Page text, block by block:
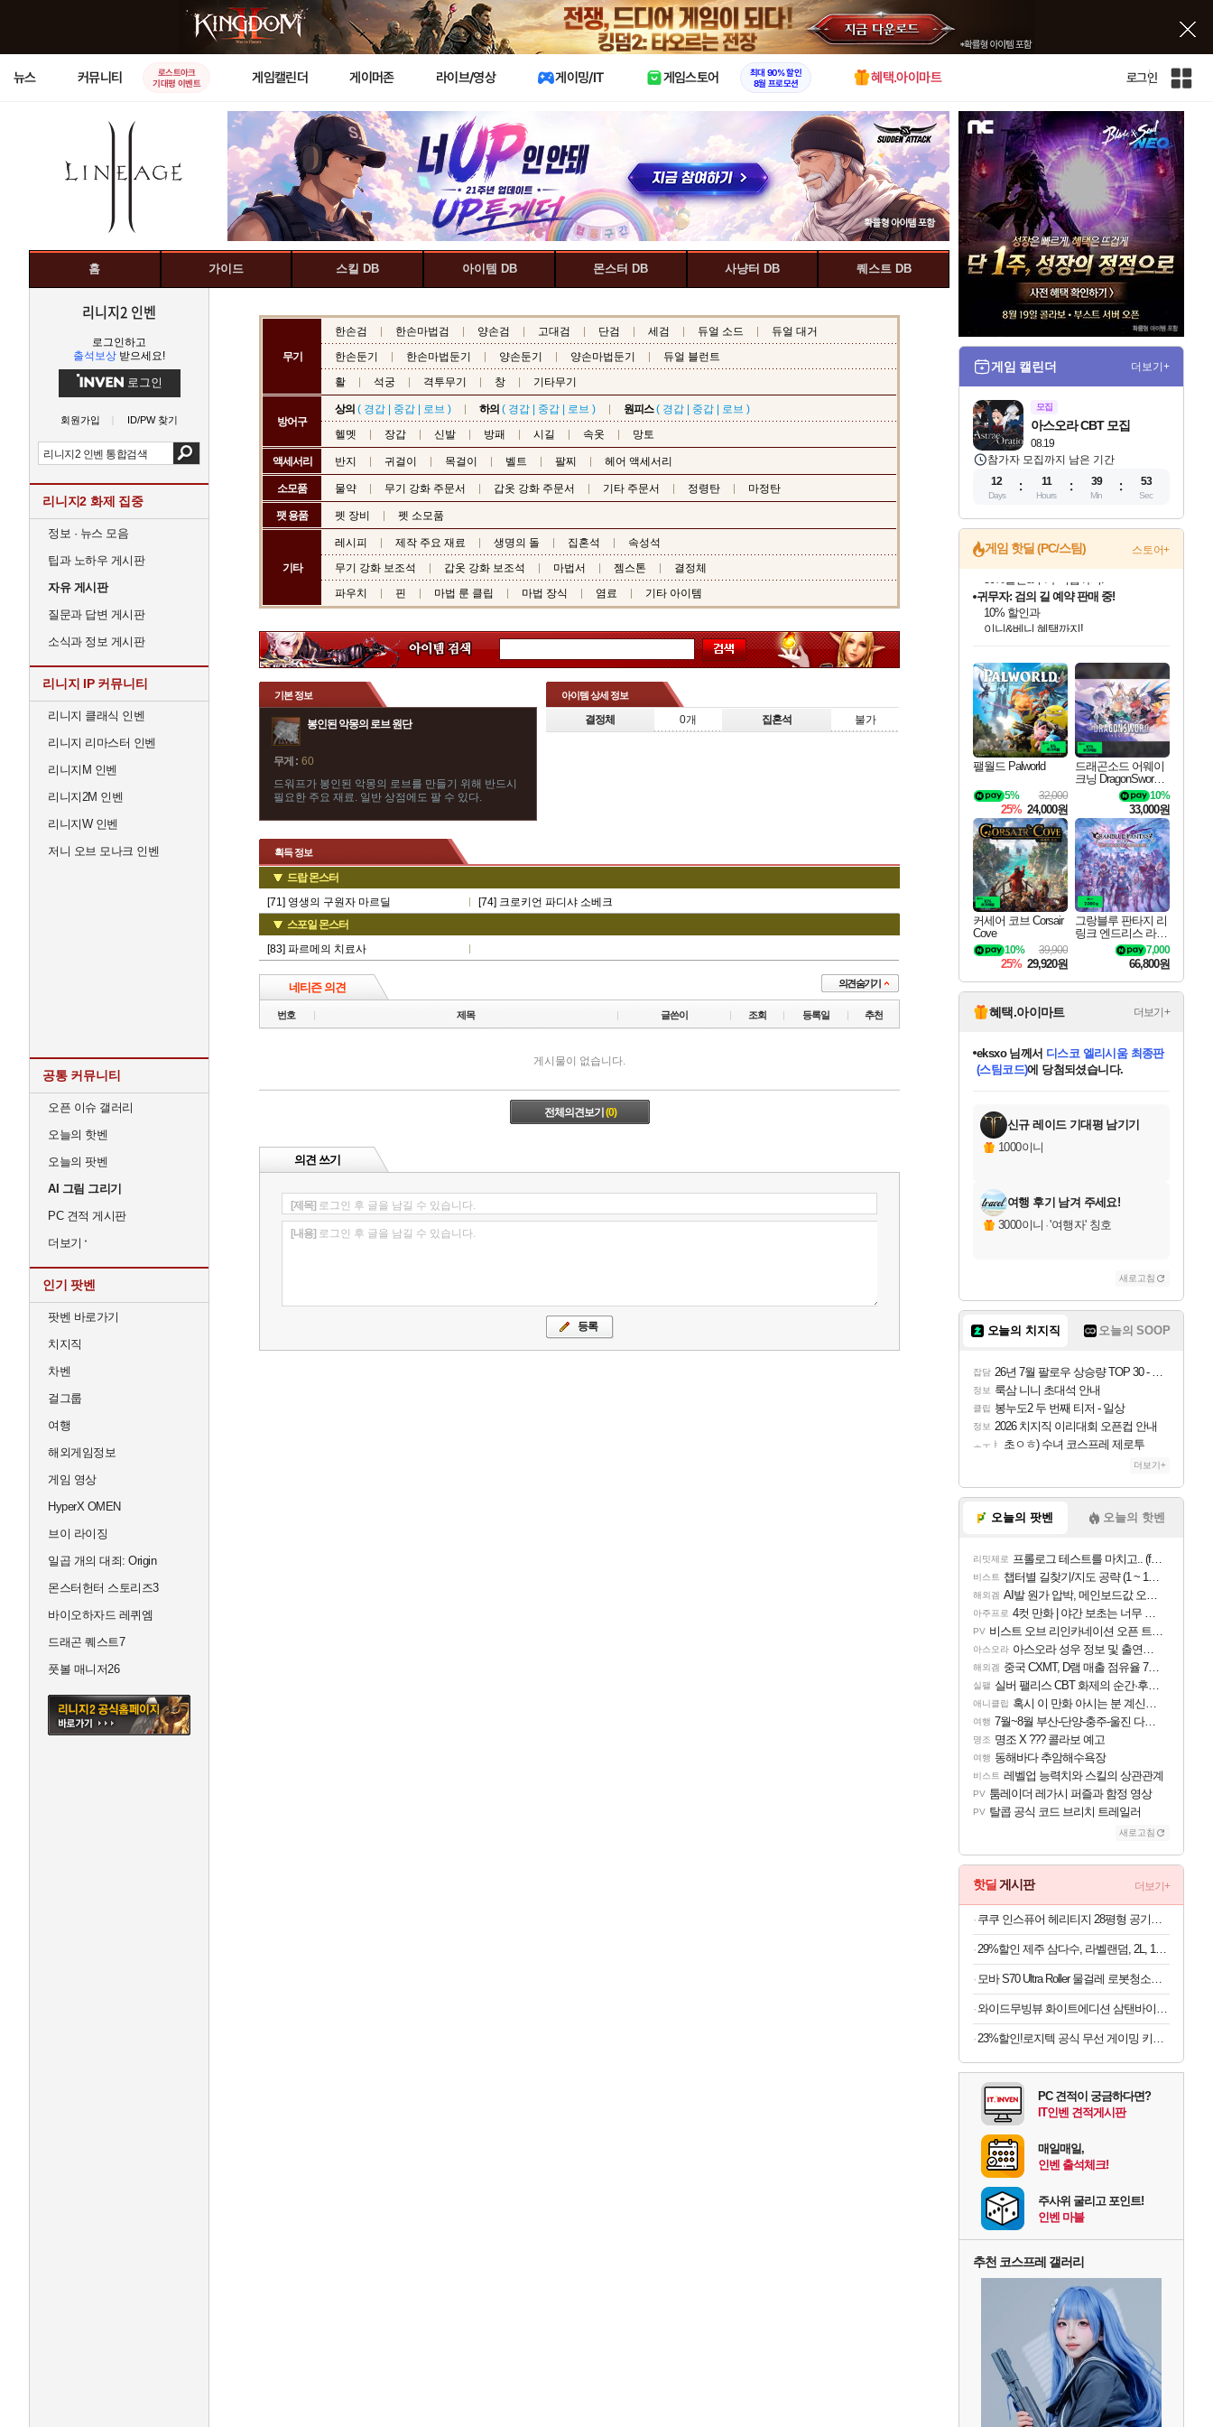
X
뉴스 커뮤니티
로스트아크
기대평 이벤트
게임캘린더 게이머존 라이브/영상 게이밍/IT 게임스토어
최대 90% 할인
8월 프로모션
혜택.아이마트 로그인
인
전
체
사
홈 가이드 스킬 DB 아이템 DB 몬스터 DB 사냥터 DB 퀘스트 DB
리니지2 인벤
로그인하고
출석보상 받으세요!
로그인
회원가입 ID/PW 찾기
리니지2 화제 집중
정보 · 뉴스 모음
팁과 노하우 게시판
자유 게시판
질문과 답변 게시판
소식과 정보 게시판
리니지 IP 커뮤니티
리니지 클래식 인벤
리니지 리마스터 인벤
리니지M 인벤
리니지2M 인벤
리니지W 인벤
저니 오브 모나크 인벤
공통 커뮤니티
오픈 이슈 갤러리
오늘의 핫벤
오늘의 팟벤
AI 그림 그리기
PC 견적 게시판
더보기
인기 팟벤
팟벤 바로가기
치지직
차벤
걸그룹
여행
해외게임정보
게임 영상
HyperX OMEN
브이 라이징
일곱 개의 대죄: Origin
몬스터헌터 스토리즈3
바이오하자드 레퀴엠
드래곤 퀘스트7
풋볼 매니저26
무기
한손검 한손마법검 양손검 고대검 단검 세검 듀얼 소드
듀얼 대거
한손둔기
한손마법둔기 양손둔기 양손마법둔기
듀얼 블런트
활
석궁 격투무기 창 기타무기
방어구
상의 ( 경갑 중갑 로브 ) 하의 ( 경갑 중갑 로브 ) 원피스( 경갑 중갑 로브 )
헬멧
장갑 신발 방패 시길 속옷 망토
액세서리 반지 귀걸이 목걸이 벨트 팔찌 헤어 액세서리
소모품 물약 무기 강화 주문서 갑옷 강화 주문서 기타 주문서 정령탄 마정탄
팻 용품 펫 장비 펫 소모품
기타
레시피 제작 주요 재료 생명의 돌 집혼석
속성석
무기 강화 보조석
갑옷 강화 보조석 마법서 젬스톤
결정체
파우치
핀 마법 룬 클립 마법 장식 염료 기타 아이템
기본 정보
봉인된 악몽의 로브 원단
무게 : 60
드워프가 봉인된 악몽의 로브를 만들기 위해 반드시
필요한 주요 재료. 일반 상점에도 팔 수 있다.
아이템 상세 정보
결정체 0개 집혼석 불가
획득 정보
드랍 몬스터
[71] 영생의 구원자 마르딜
[74] 크로키언 파디샤 소베크
스포일 몬스터
[83] 파르메의 치료사
네티즌 의견
번호 제목 글쓴이 조회 등록일 추천
게시물이 없습니다.
전체의견보기 (0)
의견 쓰기
[제목] 로그인 후 글을 남길 수 있습니다.
[내용] 로그인 후 글을 남길 수 있습니다.
게임 캘린더 더보기+
모집
08.19
아스오라 CBT 모집
참가자 모집까지 남은 기간
12
Days
11
Hours
39
Min
52
Sec
게임 핫딜 (PC/스팀) 스토어+
최대 90% 할인가를 만나보세요!
네이버혜택과 함께 만나보세요!
50%할인&추가 적립까지!
귀무자: 검의 길 예약 판매 중!
10% 할인과
이니&베니 혜택까지!
네이버 혜택가와 함께 예약하세요!
할인&네이버혜택으로 만나보세요!
네이버페이 혜택과 만나보세요!
40주년 프로모션으로 만나보세요!
네이버 포인트 혜택까지!
할인가에 만나보세요!
일부 에디션 상시 할인!
혜택으로 예약 판매 중
편안하게 충전하세요
팰월드 Palworld
32,000
5%
25% 24,000원
드래곤소드 어웨이
크닝 DragonSword A
10%
33,000원
커세어 코브 Corsair
Cove
39,900
10%
25% 29,920원
그랑블루 판타지 리
링크 엔드리스 라그
나로크 Granblue Fa
ntasy Relink Endless
7,000
66,800원
혜택.아이마트 더보기+
당첨되셨습니다.
당첨되셨습니다.
eksxo님께서 디스코 엘리시움 최종판
(스팀코드)에 당첨되셨습니다.
당첨되셨습니다.
당첨되셨습니다.
에디션 (스팀코드)를 교환.
당첨되셨습니다.
당첨되셨습니다.
당첨되셨습니다.
당첨되셨습니다.
신규 레이드 기대평 남기기
1000이니
여행 후기 남겨 주세요!
3000이니 ·'여행자' 칭호
새로고침
오늘의 치지직 오늘의 SOOP
잡담 26년 7월 팔로우 상승량 TOP 30 - 월간 치지직
정보 룩삼 니니 초대석 안내
클립 봉누도2 두 번째 티저 - 일상
정보 2026 치지직 이리대회 오픈컵 안내
ㅗㅜㅑ 초ㅇㅎ) 수녀 코스프레 제로투
더보기+
오늘의 팟벤 오늘의 핫벤
리밋제로 프롤로그 테스트를 마치고.. (feat. 리아)
비스트 챕터별 길찾기/지도 공략 (1 ~ 12장)
해외겜 AI발 원가 압박, 메인보드값 오르나
아주프로 4컷 만화 | 야간 보초는 너무 힘들어
PV 비스트 오브 리인카네이션 오픈 트레일러
아스오라 아스오라 성우 정보 및 출연작 모음
해외겜 중국 CXMT, D램 매출 점유율 7%…글로벌 4위로 부상
실팰 실버 팰리스 CBT 화제의 순간·후기 모음
애니클립 혹시 이 만화 아시는 분 계신가요
여행 7월~8월 부산-단양-충주-울진 다녀왔어요~
명조 명조 X ??? 콜라보 예고
여행 동해바다 추암해수욕장
비스트 레벨업 능력치와 스킬의 상관관계
PV 툼레이더 레가시 퍼즐과 함정 영상
PV 탈콥 공식 코드 브리치 트레일러
새로고침
핫딜 게시판 더보기+
쿠쿠 인스퓨어 헤리티지 28평형 공기청정기 AC-28AHNL20FNW
29%할인 제주 삼다수, 라벨랜덤, 2L, 18개
모바 S70 Ultra Roller 물걸레 로봇청소기 RGB AI 센서 온수 자동세척
와이드무빙뷰 화이트에디션 삼탠바이미V3 셋트 QLED 109cm(43인치) UHD 4K 스마트 이동식 TV 유압식 높이조절 중소바이미 자가설치
23%할인!로지텍 공식 무선 게이밍 키보드 화이트, 갈축
PC 견적이 궁금하다면?
IT인벤 견적게시판
매일매일,
인벤 출석체크!
주사위 굴리고 포인트!
인벤 마블
추천 코스프레 갤러리